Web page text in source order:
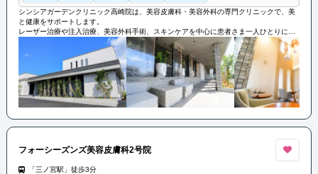
シンシアガーデンクリニック高崎院は、美容皮膚科・美容外科の専門クリニックで、美
と健康をサポートします。
レーザー治療や注入治療、美容外科手術、スキンケアを中心に患者さま一人ひとりに合
わせたカウンセリングで最適な治療を提案します。
最新の技術と設備を用いて安全で効果的な治療を提供しています。
フォーシーズンズ美容皮膚科2号院
「三ノ宮駅」徒歩3分